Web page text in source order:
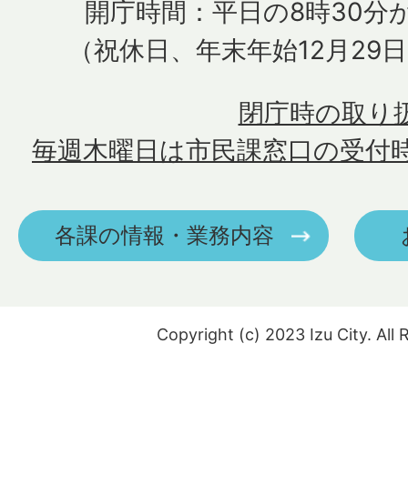
開庁時間：平日の8時30分
（祝休日、年末年始12月29
毎週木曜日は市民課窓口の受付
閉庁時の取り
各課の情報・業務内容
Copyright (c) 2023 Izu City. All